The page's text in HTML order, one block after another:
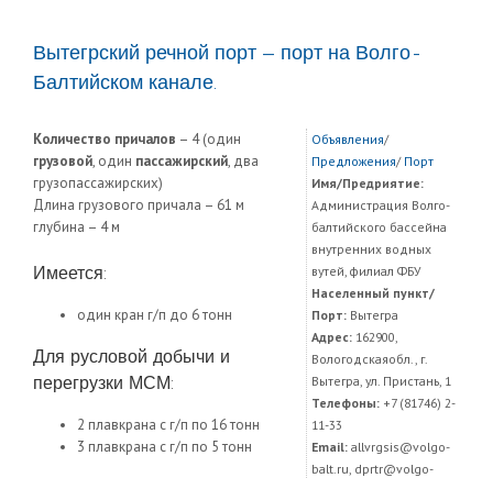
Вытегрский речной порт — порт на Волго-
Балтийском канале.
Количество причалов – 4 (один
грузовой, один пассажирский, два
грузопассажирских)
Длина грузового причала – 61 м
глубина – 4 м
Имеется:
один кран г/п до 6 тонн
Для русловой добычи и
перегрузки МСМ:
2 плавкрана с г/п по 16 тонн
3 плавкрана с г/п по 5 тонн
Объявления/
Предложения/ Порт
Имя/Предриятие:
Администрация Волго-
балтийского бассейна
внутренних водных
вутей, филиал ФБУ
Населенный пункт/
Порт:Вытегра
Адрес:162900,
Вологодскаяобл., г.
Вытегра, ул. Пристань, 1
Телефоны:+7 (81746) 2-
11-33
Email:allvrgsis@volgo-
balt.ru, dprtr@volgo-